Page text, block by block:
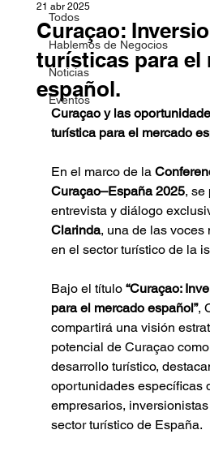
Todos
Hablemos de Negocios
Noticias
Eventos
Curaçao:
turísticas para el
español.
21 abr 2025
Curaçao y las
turística para el mercado
En el marco de la
Curaçao–España 2025, se
entrevista y diálogo
Clarinda, una de las voces
en el sector turístico de la
Bajo el título “Curaçao:
para el mercado español”,
compartirá una visión
potencial de Curaçao
desarrollo turístico,
oportunidades específicas
empresarios,
sector turístico de España.